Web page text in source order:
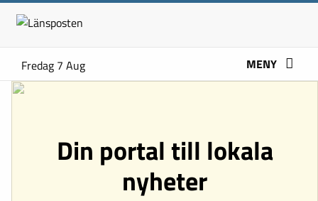
Fredag 7 Aug MENY
Din portal till lokala
nyheter